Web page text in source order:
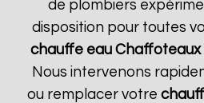
de plombiers
disposition pour toutes
chauffe eau Chaffoteaux
Nous intervenons
ou remplacer votre